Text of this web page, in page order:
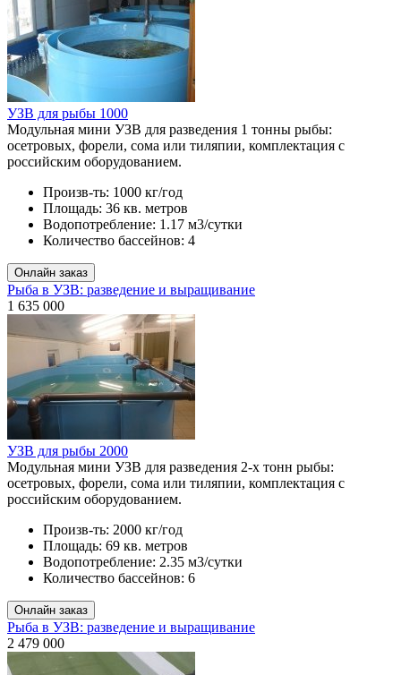
УЗВ для рыбы 1000
Модульная мини УЗВ для разведения 1 тонны рыбы:
осетровых, форели, сома или тиляпии, комплектация с
российским оборудованием.
Произв-ть: 1000 кг/год
Площадь: 36 кв. метров
Водопотребление: 1.17 м3/сутки
Количество бассейнов: 4
Рыба в УЗВ: разведение и выращивание
1 635 000
УЗВ для рыбы 2000
Модульная мини УЗВ для разведения 2-х тонн рыбы:
осетровых, форели, сома или тиляпии, комплектация с
российским оборудованием.
Произв-ть: 2000 кг/год
Площадь: 69 кв. метров
Водопотребление: 2.35 м3/сутки
Количество бассейнов: 6
Рыба в УЗВ: разведение и выращивание
2 479 000